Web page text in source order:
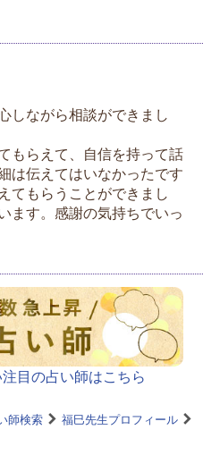
しながら相談ができまし
もらえて、自信を持って話
は伝えてはいなかったです
てもらうことができまし
ます。感謝の気持ちでいっ
目の占い師はこちら
師検索
福巳先生プロフィール